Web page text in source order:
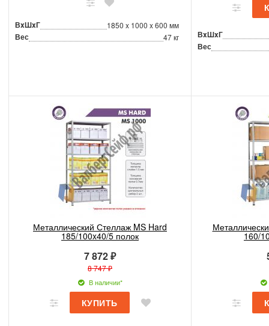
ВxШxГ 1850 x 1000 x 600 мм
Вес 47 кг
ВxШxГ
Вес
Металлический Стеллаж MS Hard
185/100x40/5 полок
7 872 ₽
8 747 ₽
В наличии*
160/